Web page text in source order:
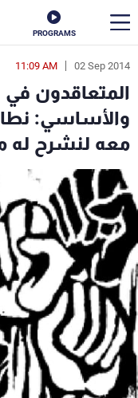
PROGRAMS
02 Sep 2014
11:09 AM
المتعاقدون في
والأساسي:
معه لنشرح له
en
الأخبار
سياسة
إقتصاد
منوعات
كأس العالم
البرامج
جدول البرامج
شاهد البرامج